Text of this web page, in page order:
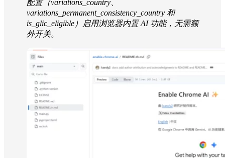
配置（variations_country、
variations_permanent_consistency_country 和
is_glic_eligible）启用浏览器内置 AI 功能，无需额
外开关。